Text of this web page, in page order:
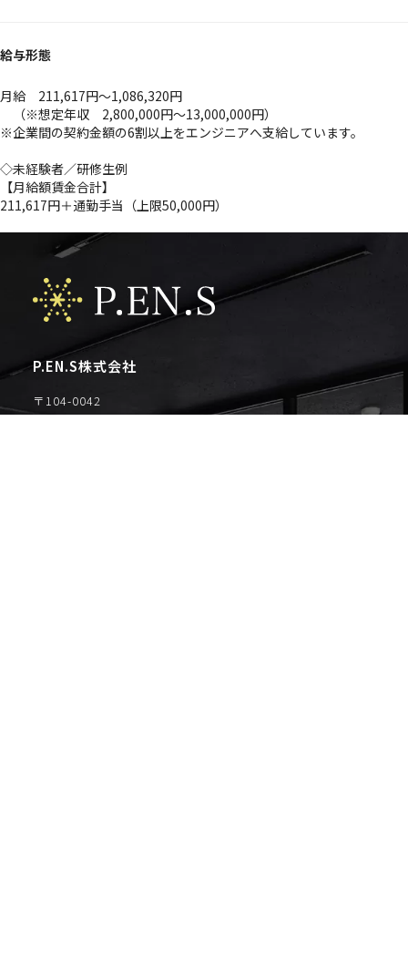
給与形態
月給 211,617円〜1,086,320円
（※想定年収 2,800,000円～13,000,000円）
※企業間の契約金額の6割以上をエンジニアへ支給しています。
◇未経験者／研修生例
【月給額賃金合計】
211,617円＋通勤手当（上限50,000円）
◇エンジニアPJ配属後賃金例
【月給額賃金合計額】
240,613円～1,086,320円＋通勤手当（上限50,000円）
※経験・スキル・前職の給与等を考慮して優遇します。
※ご担当する業務よって異なりますので、ご説明させていただきます。
P.EN.S株式会社
〒104-0042